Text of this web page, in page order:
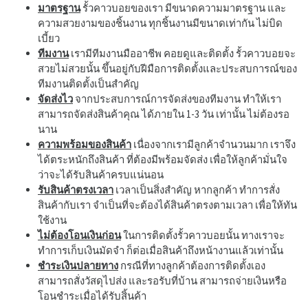
มาตรฐานรั้วคาวบอยของเรา มีขนาดความมาตรฐาน และ
ความสวยงามของชิ้นงาน ทุกชิ้นงานมีขนาดเท่ากัน ไม่บิด
เบี้ยว
ทีมงานเรามีทีมงานมืออาชีพ คอยดูและติดตั้ง รั้วคาวบอยจะ
สวยไม่สวยนั้น ขึ้นอยู่กับฝีมือการติดตั้งและประสบการณ์ของ
ทีมงานติดตั้งเป็นสำคัญ
จัดส่งไว จากประสบการณ์การจัดส่งของทีมงาน ทำให้เรา
สามารถจัดส่งสินค้าคุณ ได้ภายใน 1-3 วัน เท่านั้น ไม่ต้องรอ
นาน
ความพร้อมของสินค้า เนื่องจากเรามีลูกค้าจำนวนมาก เราจึง
ได้ตระหนักถึงสินค้า ที่ต้องมีพร้อมจัดส่ง เพื่อให้ลูกค้ามั่นใจ
ว่าจะได้รับสินค้าครบแน่นอน
รับสินค้าตรงเวลา เวลาเป็นสิ่งสำคัญ หากลูกค้า ทำการสั่ง
สินค้ากับเรา จำเป็นที่จะต้องได้สินค้าตรงตามเวลา เพื่อให้ทัน
ใช้งาน
ไม่ต้องโอนเงินก่อนในการติดตั้งรั้วคาวบอยนั้น ทางเราจะ
ทำการเก็บเงินมัดจำ ก็ต่อเมื่อสินค้าถึงหน้างานแล้วเท่านั้น
ชำระเงินปลายทาง กรณีที่ทางลูกค้าต้องการติดตั้งเอง
สามารถสั่งวัสดุไปส่ง และรอรับที่บ้าน สามารถจ่ายเงินหรือ
โอนชำระเมื่อได้รับสิ้นค้า